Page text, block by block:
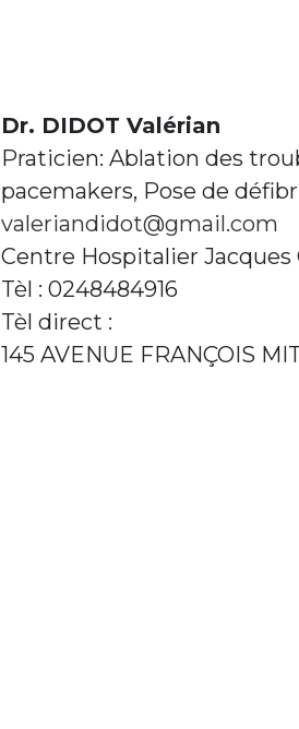
Dr. DIDOT Valérian
Praticien: Ablation des
pacemakers, Pose de
valeriandidot@gmail.com
Centre Hospitalier
Tèl : 0248484916
Tèl direct :
145 AVENUE FRANÇOIS